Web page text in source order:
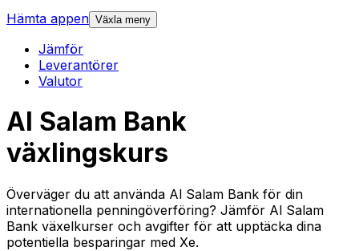
Hämta appen Växla meny
Jämför
Leverantörer
Valutor
Al Salam Bank
växlingskurs
Överväger du att använda Al Salam Bank för din
internationella penningöverföring? Jämför Al Salam
Bank växelkurser och avgifter för att upptäcka dina
potentiella besparingar med Xe.